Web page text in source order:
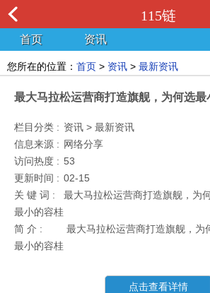
115链
首页 资讯
您所在的位置： 首页 > 资讯 > 最新资讯
最大马拉松运营商打造旗舰，为何选最
栏目分类 : 资讯 > 最新资讯
信息来源 : 网络分享
访问热度 : 53
更新时间 : 02-15
关 键 词 :
最大马拉松运营商打造旗舰，为
最小的容桂
简 介 :
最大马拉松运营商打造旗舰，为
最小的容桂
点击查看详情